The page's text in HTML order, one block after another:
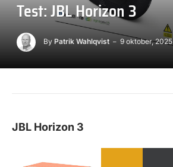
Test: JBL Horizon 3
By Patrik Wahlqvist 9 oktober, 2025
JBL Horizon 3